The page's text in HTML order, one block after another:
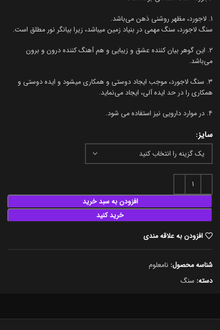
۱. لاجورد، مظهر روشنی ذهن می‌باشد.
سنگ لاجورد، سنگ مهمی در بنیاد زمین میباشد، زیرا بیانگر نور مطلق است.
۲. این گوهر بیان کننده عشق و زیبایی و هم آهنگ کننده درون و برون
می‌باشد.
۳. سنگ لاجورد، موجب ایجاد دوستی و همکاری میشود و ایده دوستی و
همکاری را در حد ایده آلی، ایجاد می‌نماید.
۴. در موارد دارویی نیز استفاده می شود.
سایز
افزودن به سبد خرید
خرید کنید
افزودن به علاقه مندی
شناسه محصول: نامعلوم
دسته: سنگ